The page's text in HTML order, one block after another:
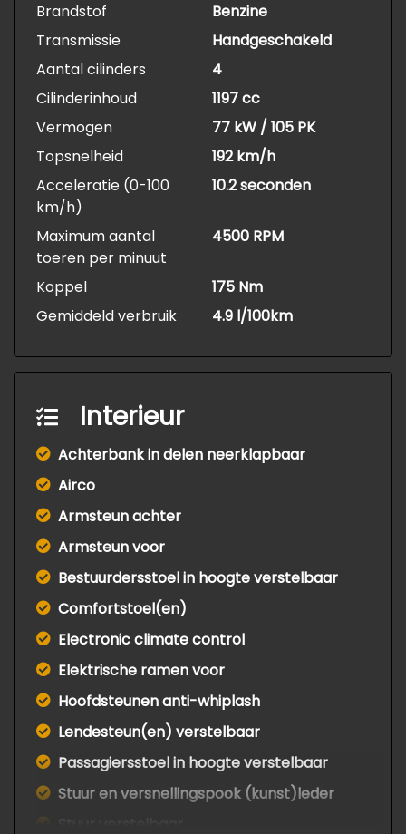
Brandstof
Benzine
Transmissie
Handgeschakeld
Aantal cilinders
4
Cilinderinhoud
1197 cc
Vermogen
77 kW / 105 PK
Topsnelheid
192 km/h
Acceleratie (0-100
km/h)
10.2 seconden
Maximum aantal
toeren per minuut
4500 RPM
Koppel
175 Nm
Gemiddeld verbruik
4.9 l/100km
Interieur
Achterbank in delen neerklapbaar
Airco
Armsteun achter
Armsteun voor
Bestuurdersstoel in hoogte verstelbaar
Comfortstoel(en)
Electronic climate control
Elektrische ramen voor
Hoofdsteunen anti-whiplash
Lendesteun(en) verstelbaar
Passagiersstoel in hoogte verstelbaar
Stuur en versnellingspook (kunst)leder